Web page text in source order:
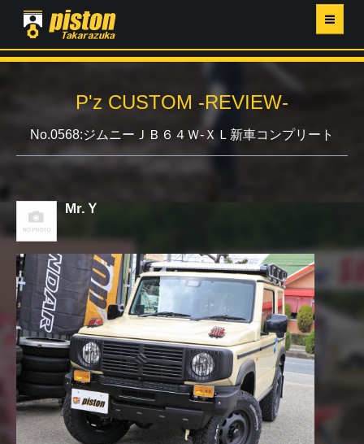
P'Z MAGAZINE
PISTON YAHOO店
店舗ご案内
P'z CUSTOM -REVIEW-
No.0568:ジムニーＪＢ６４Ｗ-ＸＬ新車コンプリート
Mr.Ｙ